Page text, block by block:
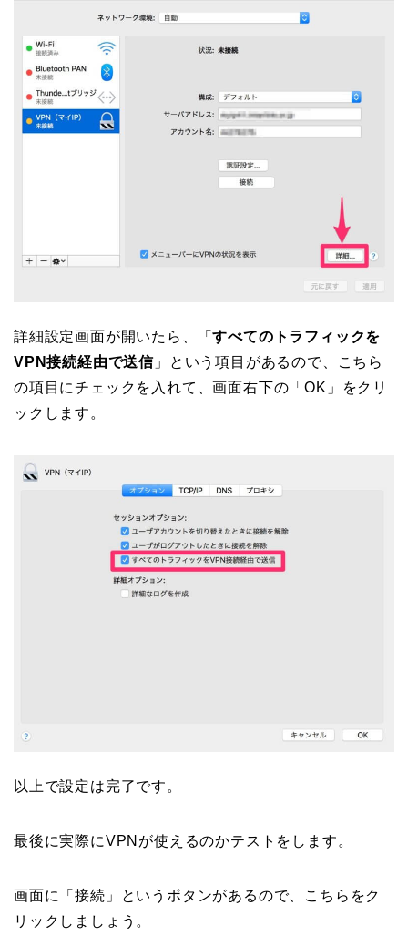
詳細設定画面が開いたら、「すべてのトラフィックを
VPN接続経由で送信 」という項目があるので、こちら
の項目にチェックを入れて、画面右下の「OK」をクリ
ックします。
以上で設定は完了です。
最後に実際にVPNが使えるのかテストをします。
画面に「接続」というボタンがあるので、こちらをク
リックしましょう。